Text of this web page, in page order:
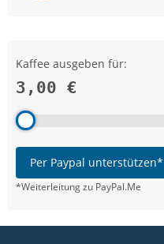
Kaffee ausgeben für:
3,00 €
Per Paypal unterstützen*
*Weiterleitung zu PayPal.Me